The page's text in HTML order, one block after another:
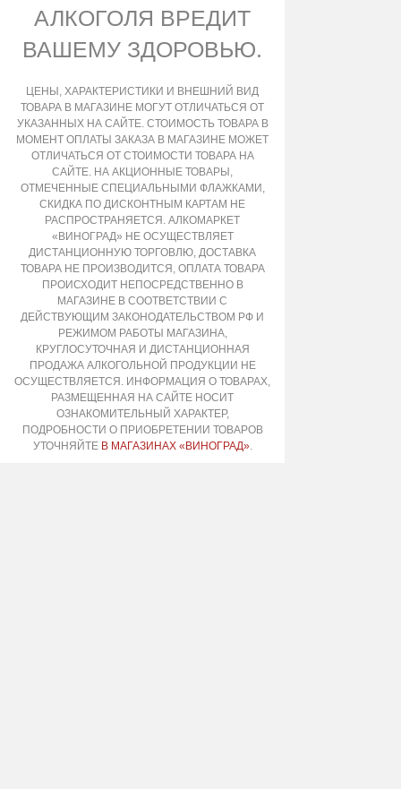
АЛКОГОЛЯ ВРЕДИТ
ВАШЕМУ ЗДОРОВЬЮ.
ЦЕНЫ, ХАРАКТЕРИСТИКИ И ВНЕШНИЙ ВИД
ТОВАРА В МАГАЗИНЕ МОГУТ ОТЛИЧАТЬСЯ ОТ
УКАЗАННЫХ НА САЙТЕ. СТОИМОСТЬ ТОВАРА В
МОМЕНТ ОПЛАТЫ ЗАКАЗА В МАГАЗИНЕ МОЖЕТ
ОТЛИЧАТЬСЯ ОТ СТОИМОСТИ ТОВАРА НА
САЙТЕ. НА АКЦИОННЫЕ ТОВАРЫ,
ОТМЕЧЕННЫЕ СПЕЦИАЛЬНЫМИ ФЛАЖКАМИ,
СКИДКА ПО ДИСКОНТНЫМ КАРТАМ НЕ
РАСПРОСТРАНЯЕТСЯ. АЛКОМАРКЕТ
«ВИНОГРАД» НЕ ОСУЩЕСТВЛЯЕТ
ДИСТАНЦИОННУЮ ТОРГОВЛЮ, ДОСТАВКА
ТОВАРА НЕ ПРОИЗВОДИТСЯ, ОПЛАТА ТОВАРА
ПРОИСХОДИТ НЕПОСРЕДСТВЕННО В
МАГАЗИНЕ В СООТВЕТСТВИИ С
ДЕЙСТВУЮЩИМ ЗАКОНОДАТЕЛЬСТВОМ РФ И
РЕЖИМОМ РАБОТЫ МАГАЗИНА,
КРУГЛОСУТОЧНАЯ И ДИСТАНЦИОННАЯ
ПРОДАЖА АЛКОГОЛЬНОЙ ПРОДУКЦИИ НЕ
ОСУЩЕСТВЛЯЕТСЯ. ИНФОРМАЦИЯ О ТОВАРАХ,
РАЗМЕЩЕННАЯ НА САЙТЕ НОСИТ
ОЗНАКОМИТЕЛЬНЫЙ ХАРАКТЕР,
ПОДРОБНОСТИ О ПРИОБРЕТЕНИИ ТОВАРОВ
УТОЧНЯЙТЕ В МАГАЗИНАХ «ВИНОГРАД».